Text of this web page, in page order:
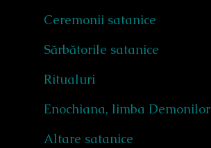
Ceremonii satanice
Sărbătorile satanice
Ritualuri
Enochiana, limba Demonilor
Altare satanice